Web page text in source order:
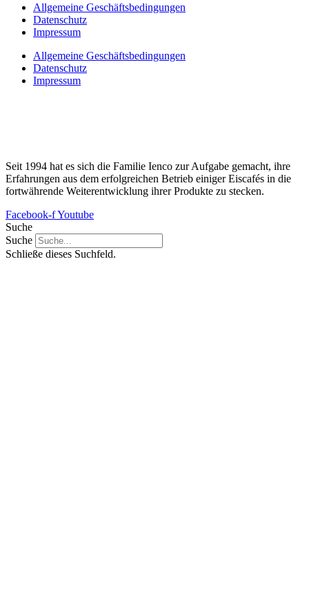
Allgemeine Geschäftsbedingungen
Datenschutz
Impressum
Allgemeine Geschäftsbedingungen
Datenschutz
Impressum
Seit 1994 hat es sich die Familie Ienco zur Aufgabe gemacht, ihre
Erfahrungen aus dem erfolgreichen Betrieb einiger Eiscafés in die
fortwährende Weiterentwicklung ihrer Produkte zu stecken.
Facebook-fYoutube
Suche
Suche
Schließe dieses Suchfeld.